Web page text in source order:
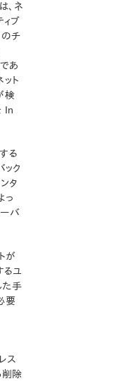
ール
/ カーネルのアップデ
キュメンテーション
ド
、ネ
ィブ
のチ
あ
ト
検
In
る
ク
タ
っ
バ
が
るユ
た手
要
ス
削除